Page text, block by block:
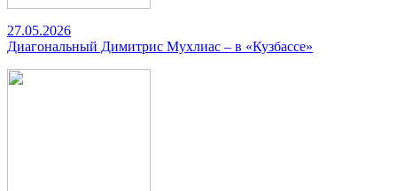
27.05.2026
Диагональный Димитрис Мухлиас – в «Кузбассе»